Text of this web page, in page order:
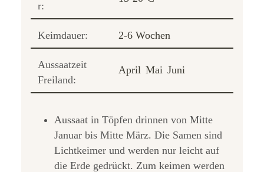
r:
Keimdauer: 2-6 Wochen
Aussaatzeit
Freiland:
April Mai Juni
Aussaat in Töpfen drinnen von Mitte
Januar bis Mitte März. Die Samen sind
Lichtkeimer und werden nur leicht auf
die Erde gedrückt. Zum keimen werden